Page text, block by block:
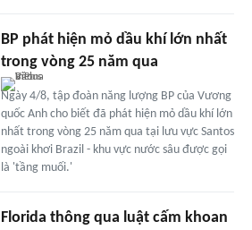
BP phát hiện mỏ dầu khí lớn nhất
trong vòng 25 năm qua
Ngày 4/8, tập đoàn năng lượng BP của Vương
quốc Anh cho biết đã phát hiện mỏ dầu khí lớn
nhất trong vòng 25 năm qua tại lưu vực Santos
ngoài khơi Brazil - khu vực nước sâu được gọi
là 'tầng muối.'
Florida thông qua luật cấm khoan